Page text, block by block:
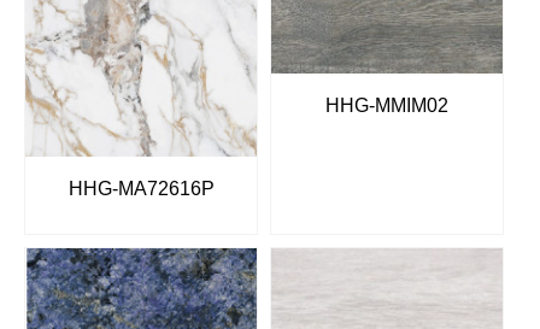
HHG-MA72616P
HHG-MMIM02